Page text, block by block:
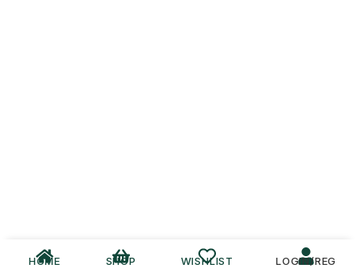
HOME SHOP WISHLIST LOGIN/REG